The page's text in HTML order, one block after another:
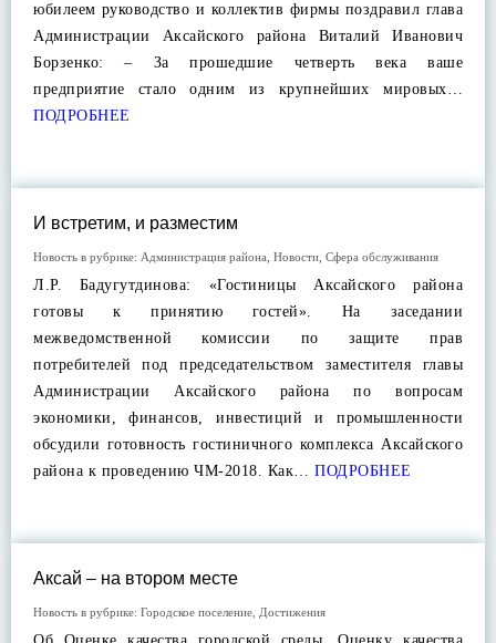
юбилеем руководство и коллектив фирмы поздравил глава
Администрации Аксайского района Виталий Иванович
Борзенко: – За прошедшие четверть века ваше
предприятие стало одним из крупнейших мировых…
ПОДРОБНЕЕ
И встретим, и разместим
Новость в рубрике: Администрация района Новости Сфера обслуживания
Л.Р. Бадугутдинова: «Гостиницы Аксайского района
готовы к принятию гостей». На заседании
межведомственной комиссии по защите прав
потребителей под председательством заместителя главы
Администрации Аксайского района по вопросам
экономики, финансов, инвестиций и промышленности
обсудили готовность гостиничного комплекса Аксайского
района к проведению ЧМ-2018. Как… ПОДРОБНЕЕ
Аксай – на втором месте
Новость в рубрике: Городское поселение Достижения